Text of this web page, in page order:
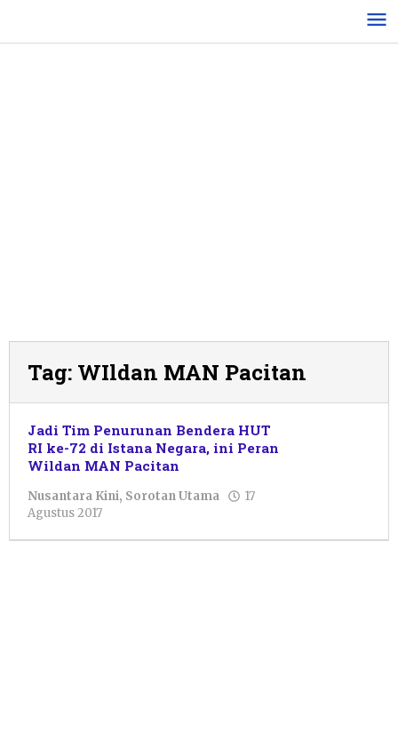
konten
Tag: WIldan MAN Pacitan
Jadi Tim Penurunan Bendera HUT
RI ke-72 di Istana Negara, ini Peran
Wildan MAN Pacitan
Nusantara Kini, Sorotan Utama
17
Agustus 2017